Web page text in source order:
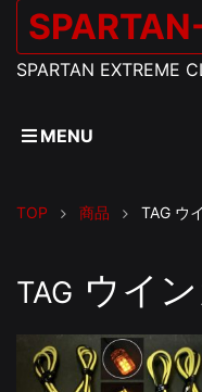
SPARTAN EXTREME
MENU
TOP 商品 TAG ウ
TAG ウイ